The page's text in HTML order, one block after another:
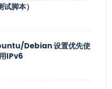
脚本）
Debian 设置优先使
IPv6